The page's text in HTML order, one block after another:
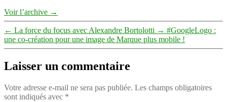
Voir l’archive →
← La force du focus avec Alexandre Bortolotti → #GoogleLogo :
une co-création pour une image de Marque plus mobile !
Laisser un commentaire
Votre adresse e-mail ne sera pas publiée. Les champs obligatoires
sont indiqués avec *